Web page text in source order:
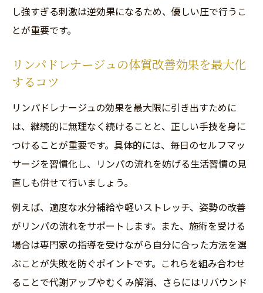
し強すぎる刺激は逆効果になるため、優しい圧で行うこ
とが重要です。
リンパドレナージュの体質改善効果を最大化
するコツ
リンパドレナージュの効果を最大限に引き出すために
は、継続的に無理なく続けることと、正しい手技を身に
つけることが重要です。具体的には、毎日のセルフマッ
サージを習慣化し、リンパの流れを妨げる生活習慣の見
直しも併せて行いましょう。
例えば、適度な水分補給や軽いストレッチ、姿勢の改善
がリンパの流れをサポートします。また、施術を受ける
場合は専門家の指導を受けながら自分に合った方法を選
ぶことが失敗を防ぐポイントです。これらを組み合わせ
ることで代謝アップやむくみ解消、さらにはリバウンド